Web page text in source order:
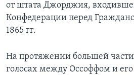
от штата Джорджия,
Конфедерации перед
1865 гг.
На протяжении большей
голосах между Оссоффом и